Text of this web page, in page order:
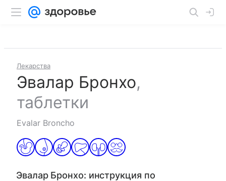
Лекарства
Эвалар Бронхо,
таблетки
Evalar Broncho
Эвалар Бронхо: инструкция по